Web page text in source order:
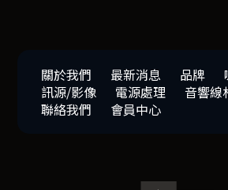
關於我們 最新消息 品牌
訊源/影像
電源處理 音響線
聯絡我們
會員中心